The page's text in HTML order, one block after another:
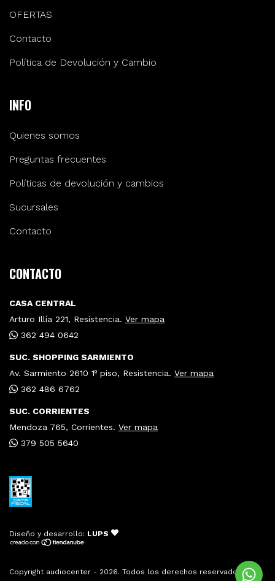
OFERTAS
Contacto
Política de Devolución y Cambio
INFO
Quienes somos
Preguntas frecuentes
Políticas de devolución y cambios
Sucursales
Contacto
CONTACTO
CASA CENTRAL
Arturo Illía 221, Resistencia. Ver mapa
362 494 0642
SUC. SHOPPING SARMIENTO
Av. Sarmiento 2610 1º piso, Resistencia. Ver mapa
362 486 6762
SUC. CORRIENTES
Mendoza 765, Corrientes. Ver mapa
379 505 5640
Diseño y desarrollo: LUPS
Copyright audiocenter - 2026. Todos los derechos reservados.